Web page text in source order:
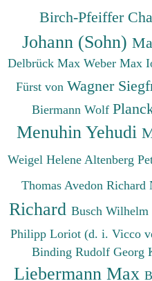
Birch-Pfeiffer
Johann (Sohn)
Delbrück Max Weber Max
Fürst von Wagner
Biermann Wolf
Menuhin Yehudi
Weigel Helene Altenberg
Thomas Avedon Richard
Richard Busch Wilhelm
Philipp Loriot (d. i. Vicco
Binding Rudolf Georg
Liebermann Max